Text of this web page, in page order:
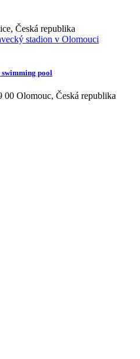
Česká republika
pool
Olomouc, Česká republika